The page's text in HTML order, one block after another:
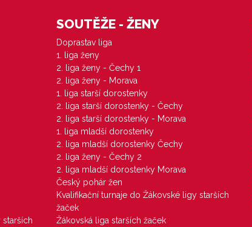
starších
SOUTĚŽE - ŽENY
Doprastav liga
1. liga ženy
2. liga ženy - Čechy 1
2. liga ženy - Morava
1. liga starší dorostenky
2. liga starší dorostenky - Čechy
2. liga starší dorostenky - Morava
1. liga mladší dorostenky
2. liga mladší dorostenky Čechy
2. liga ženy - Čechy 2
2. liga mladší dorostenky Morava
Český pohár žen
Kvalifikační turnaje do Žákovské ligy starších
žaček
Žákovská liga starších žaček